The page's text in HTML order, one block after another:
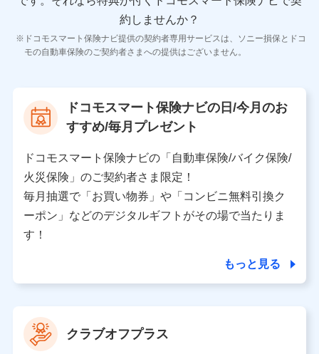
【共同して利用する者の範囲】
当社
当社又は株式会社NTTドコモが提供する保険関連サービ
スにおけるユーザ登録受付および管理のため
を受けている保険会社・提携会社の保険その他に関する
情報を提供するため、また維持管理等の委託業務遂行の
ため、またそれらに付帯、関連する当社、株式会社NTT
ドコモおよび提携会社のサービスを案内、提供するため
（各サービスで取得したサービス利用履歴、ウェブサイ
トの閲覧履歴、購買履歴、ご契約内容等のパーソナルデ
ータを分析して、お客さまの趣味・嗜好・傾向に応じた
上記に係る案内・手続き・管理等付帯業務を行うため
【当該個人データの管理について責任を有する者の名称・住
約しませんか？
ドコモスマート保険ナビ提供の契約者専用サービスは、ソニー損保とドコ
モの自動車保険のご契約者さまへの提供はございません。
ドコモスマート保険ナビの日/今月のお
すすめ/毎月プレゼント
ドコモスマート保険ナビの「自動車保険/バイク保険/
火災保険」のご契約者さま限定！
毎月抽選で「お買い物券」や「コンビニ無料引換ク
ーポン」などのデジタルギフトがその場で当たりま
す！
もっと見る
クラブオフプラス